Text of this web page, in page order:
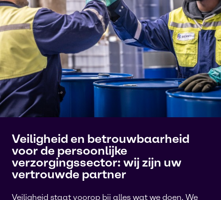
Veiligheid en betrouwbaarheid
voor de persoonlijke
verzorgingssector: wij zijn uw
vertrouwde partner
Veiligheid staat voorop bij alles wat we doen. We